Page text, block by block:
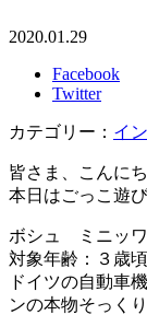
2020.01.29
Facebook
Twitter
カテゴリー： イ
皆さま、こんに
本日はごっこ遊
ボシュ ミニッ
対象年齢：３歳
ドイツの自動車
ンの本物そっく